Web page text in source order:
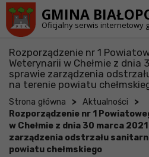
GMINA
Oficjalny serwis internetowy
Rozporządzenie nr 1
Weterynarii w Chełmie z dnia
sprawie zarządzenia
na terenie powiatu
Strona główna > Aktualności >
Rozporządzenie nr 1
w Chełmie z dnia 30 marca
zarządzenia odstrzału
powiatu chełmskiego